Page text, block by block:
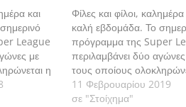
και
League
με
η
να δούμε
Φίλες και φίλοι, καλημέρα
καλή εβδομάδα. Το
πρόγραμμα της Super
περιλαμβάνει δύο
τους οποίους
20η αγωνιστική. Πάμε να
τις εκτιμήσεις μας
11 Φεβρουαρίου 2019
σε "Στοίχημα"